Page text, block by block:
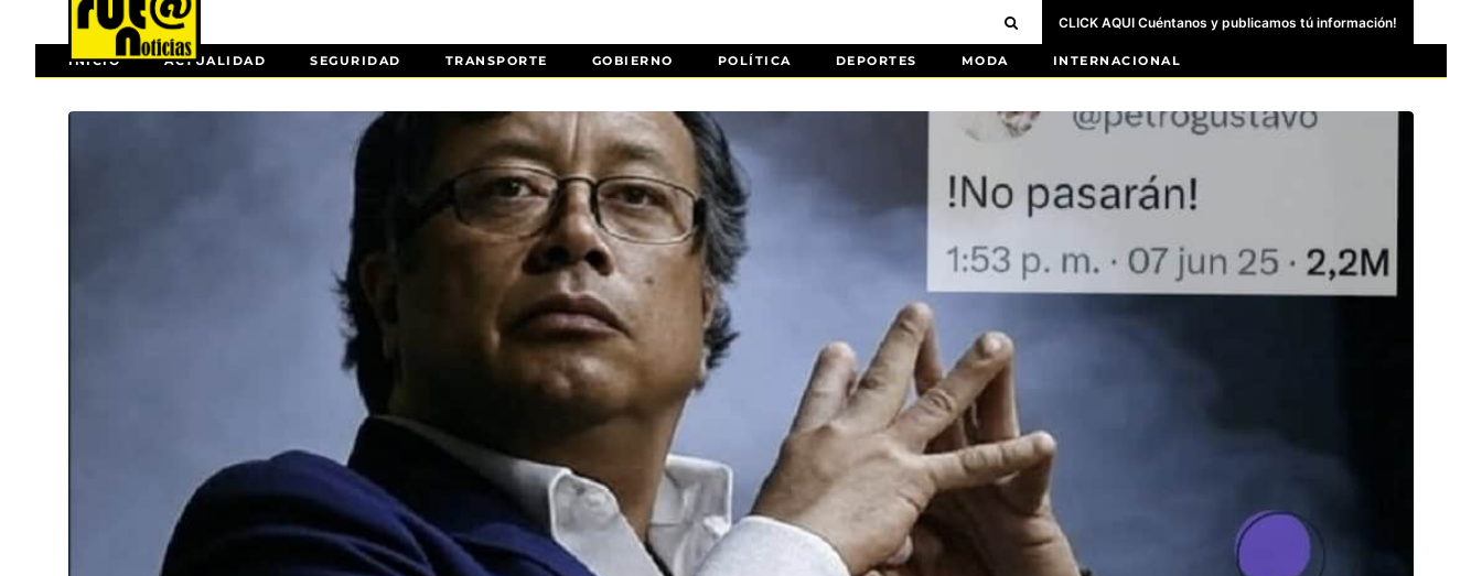
CLICK AQUI Cuéntanos y publicamos tú información!
INICIO ACTUALIDAD SEGURIDAD TRANSPORTE GOBIERNO POLÍTICA DEPORTES MODA INTERNACIONAL